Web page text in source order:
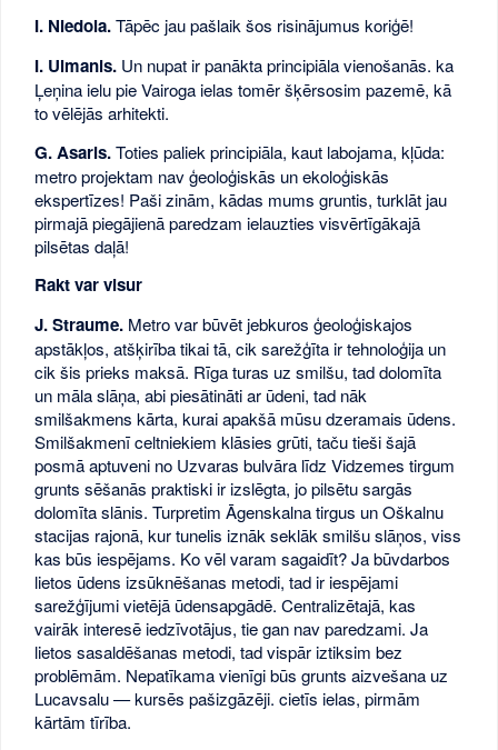
I. Niedola.Tāpēc jau pašlaik šos risinājumus koriģē!
I. Ulmanis. Un nupat ir panākta principiāla vienošanās. ka
Ļeņina ielu pie Vairoga ielas tomēr šķērsosim pazemē, kā
to vēlējās arhitekti.
G. Asaris.Toties paliek principiāla, kaut labojama, kļūda:
metro projektam nav ģeoloģiskās un ekoloģiskās
ekspertīzes! Paši zinām, kādas mums gruntis, turklāt jau
pirmajā piegājienā paredzam ielauzties visvērtīgākajā
pilsētas daļā!
Rakt var visur
J. Straume. Metro var būvēt jebkuros ģeoloģiskajos
apstākļos, atšķirība tikai tā, cik sarežģīta ir tehnoloģija un
cik šis prieks maksā. Rīga turas uz smilšu, tad dolomīta
un māla slāņa, abi piesātināti ar ūdeni, tad nāk
smilšakmens kārta, kurai apakšā mūsu dzeramais ūdens.
Smilšakmenī celtniekiem klāsies grūti, taču tieši šajā
posmā aptuveni no Uzvaras bulvāra līdz Vidzemes tirgum
grunts sēšanās praktiski ir izslēgta, jo pilsētu sargās
dolomīta slānis. Turpretim Āgenskalna tirgus un Oškalnu
stacijas rajonā, kur tunelis iznāk seklāk smilšu slāņos, viss
kas būs iespējams. Ko vēl varam sagaidīt? Ja būvdarbos
lietos ūdens izsūknēšanas metodi, tad ir iespējami
sarežģījumi vietējā ūdensapgādē. Centralizētajā, kas
vairāk interesē iedzīvotājus, tie gan nav paredzami. Ja
lietos sasaldēšanas metodi, tad vispār iztiksim bez
problēmām. Nepatīkama vienīgi būs grunts aizvešana uz
Lucavsalu — kursēs pašizgāzēji. cietīs ielas, pirmām
kārtām tīrība.